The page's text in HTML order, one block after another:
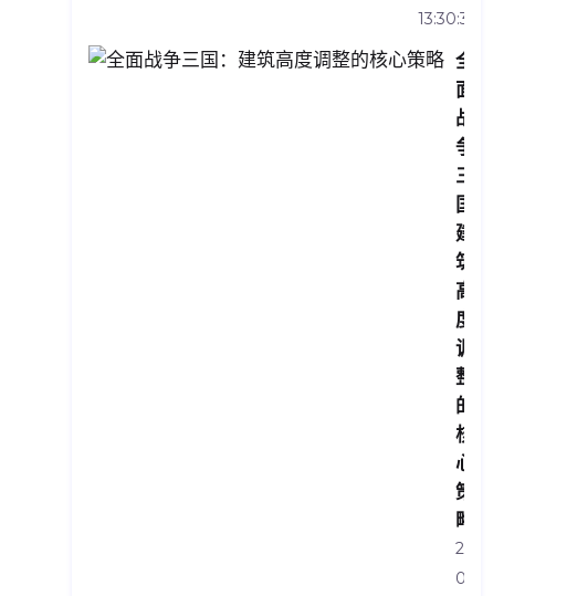
13:30:34
全
面
战
争
三
国：
建
筑
高
度
调
整
的
核
心
策
略
2026-
04-